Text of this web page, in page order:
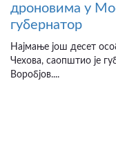
дроновима у
губернатор
Најмање још десет
Чехова, саопштио је
Воробјов....